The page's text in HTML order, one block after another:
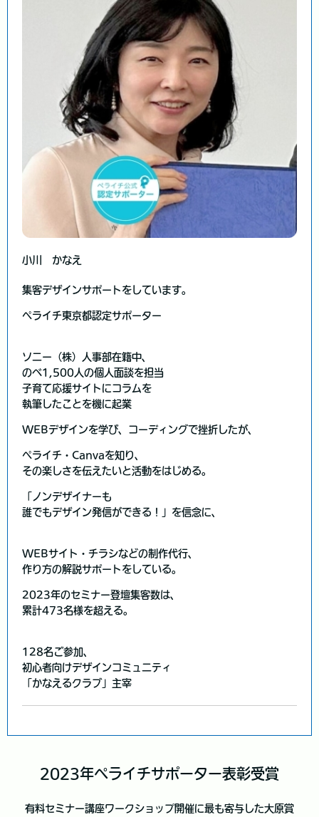
小川 かなえ
集客デザインサポートをしています。
ペライチ東京都認定サポーター
ソニー（株）人事部在籍中、
のべ1,500人の個人面談を担当
子育て応援サイトにコラムを
執筆したことを機に起業
WEBデザインを学び、コーディングで挫折したが、
ペライチ・Canvaを知り、
その楽しさを伝えたいと活動をはじめる。
「ノンデザイナーも
誰でもデザイン発信ができる！」を信念に、
WEBサイト・チラシなどの制作代行、
作り方の解説サポートをしている。
2023年のセミナー登壇集客数は、
累計473名様を超える。
128名ご参加、
初心者向けデザインコミュニティ
「かなえるクラブ」主宰
2023年ペライチサポーター表彰受賞
有料セミナー講座ワークショップ開催に最も寄与した大原賞